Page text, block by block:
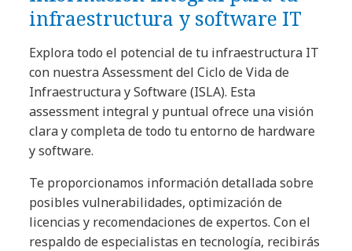
infraestructura y software IT
Explora todo el potencial de tu infraestructura IT
con nuestra Assessment del Ciclo de Vida de
Infraestructura y Software (ISLA). Esta
assessment integral y puntual ofrece una visión
clara y completa de todo tu entorno de hardware
y software.
Te proporcionamos información detallada sobre
posibles vulnerabilidades, optimización de
licencias y recomendaciones de expertos. Con el
respaldo de especialistas en tecnología, recibirás